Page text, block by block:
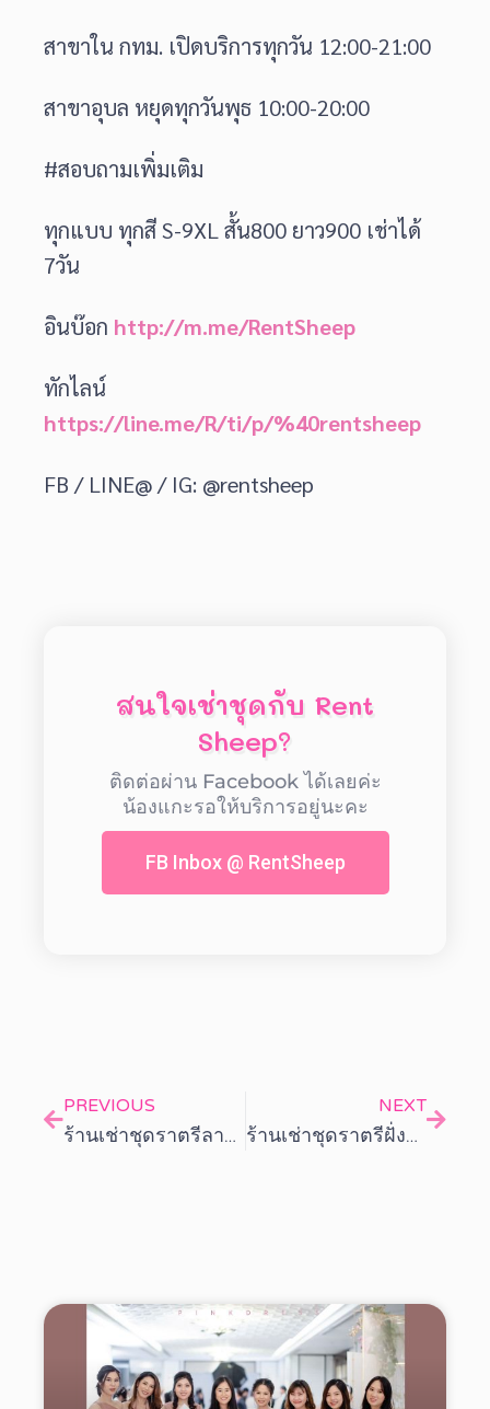
สาขาใน กทม. เปิดบริการทุกวัน 12:00-21:00
สาขาอุบล หยุดทุกวันพุธ 10:00-20:00
#สอบถามเพิ่มเติม
ทุกแบบ ทุกสี S-9XL สั้น800 ยาว900 เช่าได้
7วัน
อินบ๊อก http://m.me/RentSheep
ทักไลน์
https://line.me/R/ti/p/%40rentsheep
FB / LINE@ / IG: @rentsheep
สนใจเช่าชุดกับ Rent
Sheep?
ติดต่อผ่าน Facebook ได้เลยค่ะ
น้องแกะรอให้บริการอยู่นะคะ
FB Inbox @ RentSheep
PREVIOUS
ร้านเช่าชุดราตรีลาดพร้าว 94 ทาวน์อินทาวน์ เลียบด่วน (ปิดถาวร)
NEXT
ร้านเช่าชุดราตรีฝั่งธน